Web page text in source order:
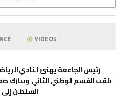
VIDEOS
رئيس الجامعة يهنئ النادي
بلقب القسم الوطني الثاني ويبارك
السلطان